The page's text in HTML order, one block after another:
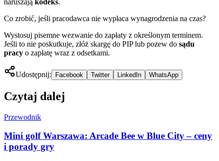
Co zrobić, jeśli pracodawca nie wypłaca wynagrodzenia na czas?
Wystosuj pisemne wezwanie do zapłaty z określonym terminem.
Jeśli to nie poskutkuje, złóż skargę do PIP lub pozew do sądu
pracy o zapłatę wraz z odsetkami.
Udostępnij: Facebook Twitter LinkedIn WhatsApp
Czytaj dalej
Przewodnik
Mini golf Warszawa: Arcade Bee w Blue City – ceny
i porady gry